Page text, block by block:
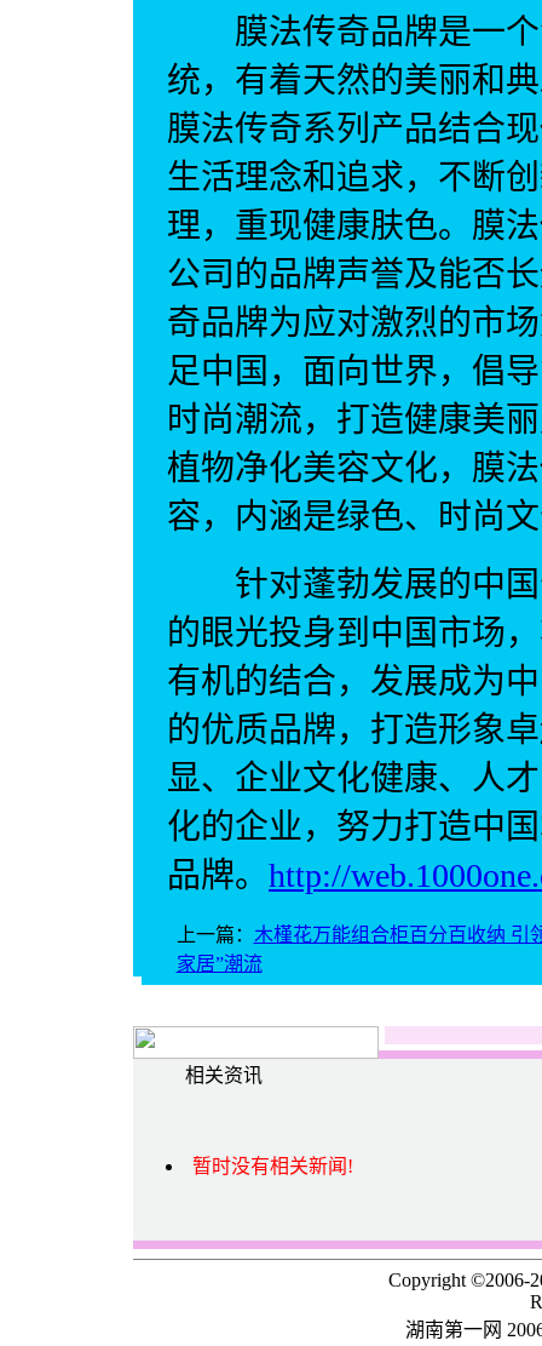
膜法传奇品牌是一个
统，有着天然的美丽和
膜法传奇系列产品结合
生活理念和追求，不断
理，重现健康肤色。膜
公司的品牌声誉及能否
奇品牌为应对激烈的市
足中国，面向世界，倡
时尚潮流，打造健康美
植物净化美容文化，膜
容，内涵是绿色、时尚
针对蓬勃发展的中国
的眼光投身到中国市场
有机的结合，发展成为
的优质品牌，打造形象
显、企业文化健康、人
化的企业，努力打造中
品牌。 http://
上一篇： 木槿花万能组合柜百分百收纳 引
家居”潮流
相关资讯
暂时没有相关新闻!
Copyright ©2006-
湖南第一网